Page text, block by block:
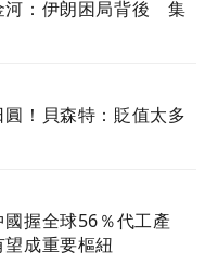
河：伊朗困局背後 集
！貝森特：貶值太多
握全球56％代工產
成重要樞紐